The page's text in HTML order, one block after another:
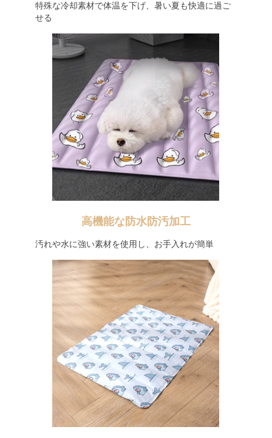
特殊な冷却素材で体温を下げ、暑い夏も快適に過ご
せる
高機能な防水防汚加工
汚れや水に強い素材を使用し、お手入れが簡単